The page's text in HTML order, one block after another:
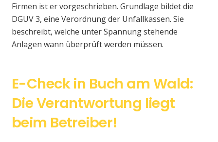
Firmen ist er vorgeschrieben. Grundlage bildet die
DGUV 3, eine Verordnung der Unfallkassen. Sie
beschreibt, welche unter Spannung stehende
Anlagen wann überprüft werden müssen.
E-Check in Buch am Wald:
Die Verantwortung liegt
beim Betreiber!